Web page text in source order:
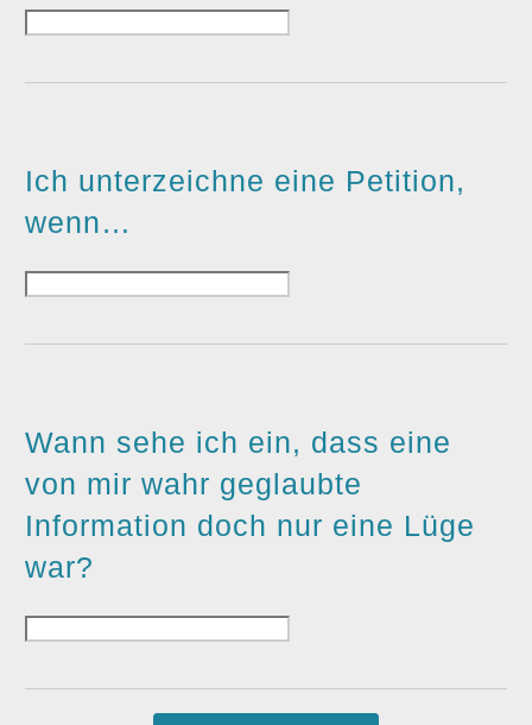
Ich unterzeichne eine Petition,
wenn…
Wann sehe ich ein, dass eine
von mir wahr geglaubte
Information doch nur eine Lüge
war?